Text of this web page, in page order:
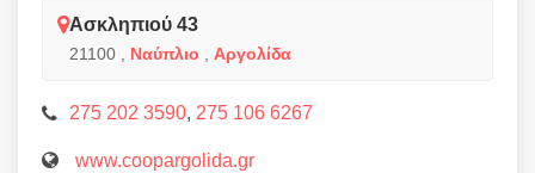
Ασκληπιού 43
21100 Ναύπλιο Αργολίδα
275 202 3590, 275 106 6267
www.coopargolida.gr